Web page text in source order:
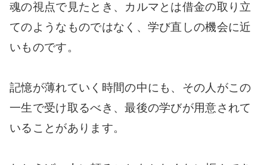
魂の視点で見たとき、カルマとは借金の取り立
てのようなものではなく、学び直しの機会に近
いものです。
記憶が薄れていく時間の中にも、その人がこの
一生で受け取るべき、最後の学びが用意されて
いることがあります。